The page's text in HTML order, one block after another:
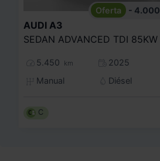
- 4.000
AUDI A3
SEDAN ADVANCED TDI 85KW
5.450 km
2025
Manual
Diésel
C